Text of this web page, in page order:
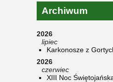
Archiwum
2026
lipiec
Karkonosze z
2026
czerwiec
XIII Noc